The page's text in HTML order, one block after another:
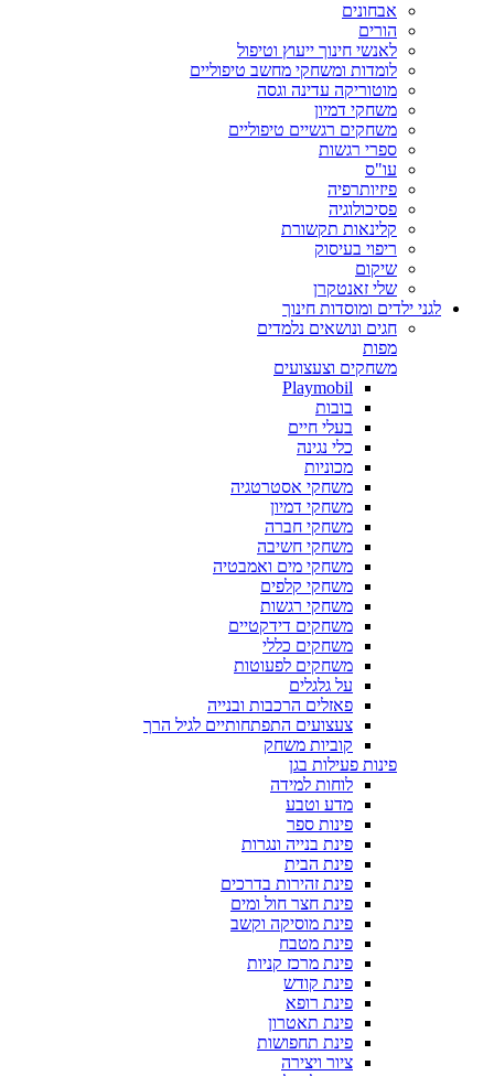
אבחונים
הורים
לאנשי חינוך ייעוץ וטיפול
לומדות ומשחקי מחשב טיפוליים
מוטוריקה עדינה וגסה
משחקי דמיון
משחקים רגשיים טיפוליים
ספרי רגשות
עו"ס
פיזיותרפיה
פסיכולוגיה
קלינאות תקשורת
ריפוי בעיסוק
שיקום
שלי זאנטקרן
לגני ילדים ומוסדות חינוך
חגים ונושאים נלמדים
מפות
משחקים וצעצועים
Playmobil
בובות
בעלי חיים
כלי נגינה
מכוניות
משחקי אסטרטגיה
משחקי דמיון
משחקי חברה
משחקי חשיבה
משחקי מים ואמבטיה
משחקי קלפים
משחקי רגשות
משחקים דידקטיים
משחקים כללי
משחקים לפעוטות
על גלגלים
פאזלים הרכבות ובנייה
צעצועים התפתחותיים לגיל הרך
קוביות משחק
פינות פעילות בגן
לוחות למידה
מדע וטבע
פינות ספר
פינת בנייה ונגרות
פינת הבית
פינת זהירות בדרכים
פינת חצר חול ומים
פינת מוסיקה וקשב
פינת מטבח
פינת מרכז קניות
פינת קודש
פינת רופא
פינת תאטרון
פינת תחפושות
ציור ויצירה